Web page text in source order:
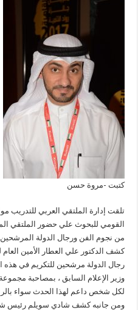
كتبت -مروة حسن
تلقت إدارة الملتقي العربي للتدريب
القومي للبحوث علي حضور الملتقي
من نجوم الفن ورجال الدولة
كشف الدكتور علي العطار الأمين
رجال الدولة مرشحين للتكريم في هذه
وزير الإعلام السابق ، بمصاحبة
لكل شخص داعم لهذا الحدث سواء
ومن جانبه كشف شادي سويلم رئيس